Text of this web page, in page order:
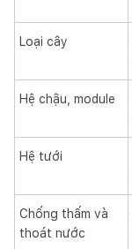
Loại cây
Hệ chậu, module
Hệ tưới
Chống thấm và
thoát nước